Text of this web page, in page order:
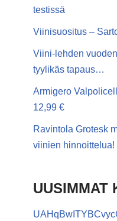
testissä
Viinisuositus –
Viini-lehden
tyylikäs tapaus…
Armigero
12,99 €
Ravintola Grotesk
viinien hinnoittelua!
UUSIMMAT